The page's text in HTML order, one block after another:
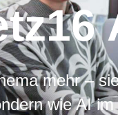
mehr –
wie AI